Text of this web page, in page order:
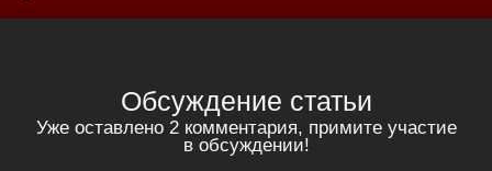
Обсуждение статьи
Уже оставлено 2 комментария, примите участие
в обсуждении!